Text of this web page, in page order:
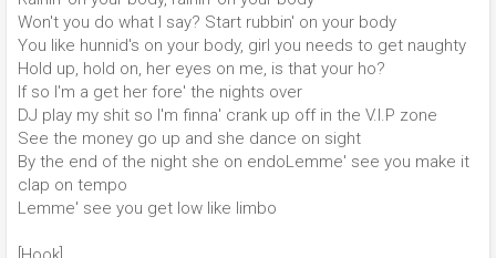
Won't you do what I say? Start rubbin' on your body
You like hunnid's on your body, girl you needs to get naughty
Hold up, hold on, her eyes on me, is that your ho?
If so I'm a get her fore' the nights over
DJ play my shit so I'm finna' crank up off in the V.I.P zone
See the money go up and she dance on sight
By the end of the night she on endoLemme' see you make it
clap on tempo
Lemme' see you get low like limbo